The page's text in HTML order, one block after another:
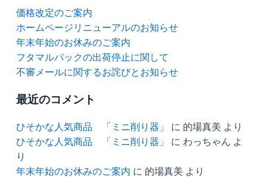
価格改定のご案内
ホームページリニューアルのお知らせ
年末年始のお休みのご案内
フタマルパックの出荷停止に関して
不審メールに関するお詫びとお知らせ
最近のコメント
ひそかな人気商品 「ミニ削り器」 に 的場真美 より
ひそかな人気商品 「ミニ削り器」
に わっちゃん よ
り
年末年始のお休みのご案内 に 的場真美 より